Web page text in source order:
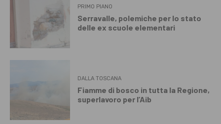
PRIMO PIANO
Serravalle, polemiche per lo stato
delle ex scuole elementari
DALLA TOSCANA
Fiamme di bosco in tutta la Regione,
superlavoro per l’Aib